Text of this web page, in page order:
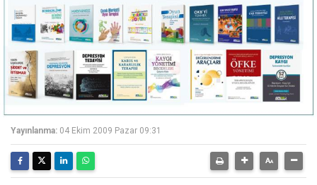
Yayınlanma: 04 Ekim 2009 Pazar 09:31